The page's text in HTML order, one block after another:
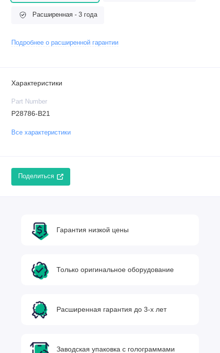
Расширенная - 3 года
Подробнее о расширенной гарантии
Характеристики
Part Number
P28786-B21
Все характеристики
Поделиться
Гарантия низкой цены
Только оригинальное оборудование
Расширенная гарантия до 3-х лет
Заводская упаковка с голограммами